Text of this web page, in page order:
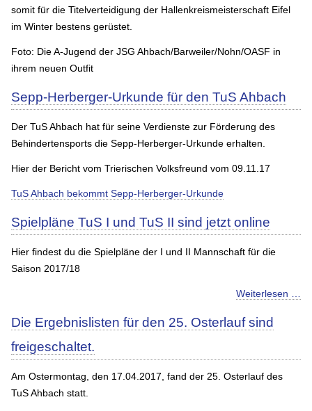
somit für die Titelverteidigung der Hallenkreismeisterschaft Eifel
im Winter bestens gerüstet.
Foto: Die A-Jugend der JSG Ahbach/Barweiler/Nohn/OASF in
ihrem neuen Outfit
Sepp-Herberger-Urkunde für den TuS Ahbach
Der TuS Ahbach hat für seine Verdienste zur Förderung des
Behindertensports die Sepp-Herberger-Urkunde erhalten.
Hier der Bericht vom Trierischen Volksfreund vom 09.11.17
TuS Ahbach bekommt Sepp-Herberger-Urkunde
Spielpläne TuS I und TuS II sind jetzt online
Hier findest du die Spielpläne der I und II Mannschaft für die
Saison 2017/18
Weiterlesen …
Die Ergebnislisten für den 25. Osterlauf sind
freigeschaltet.
Am Ostermontag, den 17.04.2017, fand der 25. Osterlauf des
TuS Ahbach statt.